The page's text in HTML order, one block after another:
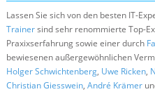
Lassen Sie sich von den besten IT-
Trainersind sehr renommierte Top-
Praxixserfahrung sowie einer durch
bewiesenen außergewöhnlichen
Holger Schwichtenberg, Uwe Ricken,
Christian Giesswein, André Krämer